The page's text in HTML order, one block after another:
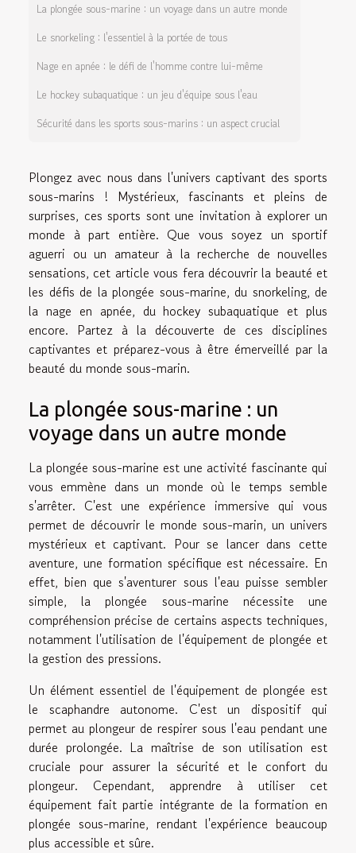
La plongée sous-marine : un voyage dans un autre monde
Le snorkeling : l'essentiel à la portée de tous
Nage en apnée : le défi de l'homme contre lui-même
Le hockey subaquatique : un jeu d'équipe sous l'eau
Sécurité dans les sports sous-marins : un aspect crucial
Plongez avec nous dans l'univers captivant des sports
sous-marins ! Mystérieux, fascinants et pleins de
surprises, ces sports sont une invitation à explorer un
monde à part entière. Que vous soyez un sportif
aguerri ou un amateur à la recherche de nouvelles
sensations, cet article vous fera découvrir la beauté et
les défis de la plongée sous-marine, du snorkeling, de
la nage en apnée, du hockey subaquatique et plus
encore. Partez à la découverte de ces disciplines
captivantes et préparez-vous à être émerveillé par la
beauté du monde sous-marin.
La plongée sous-marine : un
voyage dans un autre monde
La plongée sous-marine est une activité fascinante qui
vous emmène dans un monde où le temps semble
s'arrêter. C'est une expérience immersive qui vous
permet de découvrir le monde sous-marin, un univers
mystérieux et captivant. Pour se lancer dans cette
aventure, une formation spécifique est nécessaire. En
effet, bien que s'aventurer sous l'eau puisse sembler
simple, la plongée sous-marine nécessite une
compréhension précise de certains aspects techniques,
notamment l'utilisation de l'équipement de plongée et
la gestion des pressions.
Un élément essentiel de l'équipement de plongée est
le scaphandre autonome. C'est un dispositif qui
permet au plongeur de respirer sous l'eau pendant une
durée prolongée. La maîtrise de son utilisation est
cruciale pour assurer la sécurité et le confort du
plongeur. Cependant, apprendre à utiliser cet
équipement fait partie intégrante de la formation en
plongée sous-marine, rendant l'expérience beaucoup
plus accessible et sûre.